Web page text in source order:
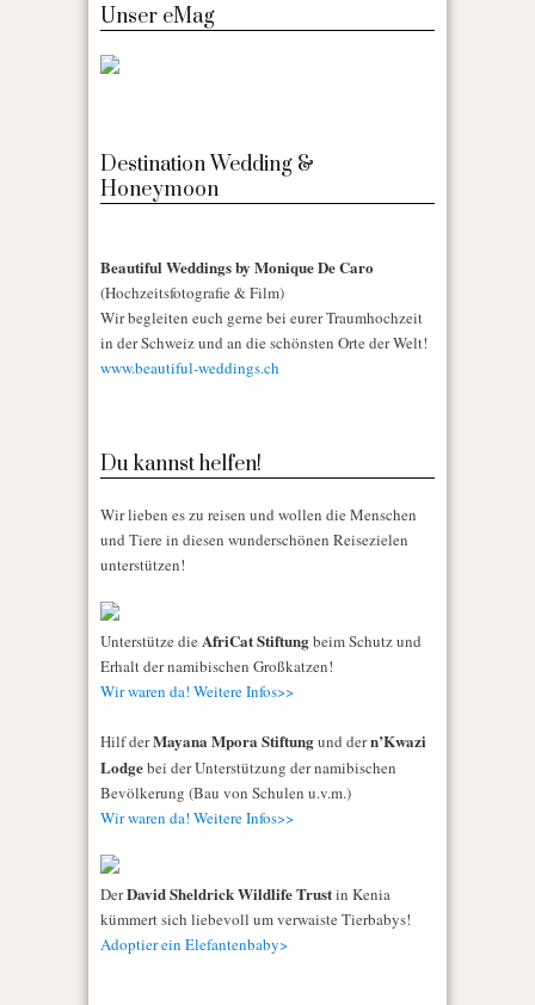
Unser eMag
Destination Wedding &
Honeymoon
Beautiful Weddings by Monique De Caro
(Hochzeitsfotografie & Film)
Wir begleiten euch gerne bei eurer Traumhochzeit
in der Schweiz und an die schönsten Orte der Welt!
www.beautiful-weddings.ch
Du kannst helfen!
Wir lieben es zu reisen und wollen die Menschen
und Tiere in diesen wunderschönen Reisezielen
unterstützen!
Unterstütze die AfriCat Stiftungbeim Schutz und
Erhalt der namibischen Großkatzen!
Wir waren da! Weitere Infos>>
Hilf derMayana Mpora Stiftungund dern’Kwazi
Lodgebei der Unterstützung der namibischen
Bevölkerung (Bau von Schulen u.v.m.)
Wir waren da! Weitere Infos>>
DerDavid Sheldrick Wildlife Trustin Kenia
kümmert sich liebevoll um verwaiste Tierbabys!
Adoptier ein Elefantenbaby>